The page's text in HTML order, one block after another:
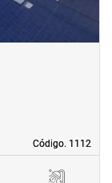
Código. 1112
Código. 1112